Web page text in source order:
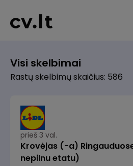
Visi skelbimai
Rastų skelbimų skaičius: 586
prieš 3 val.
Krovėjas (-a)
nepilnu etatu)